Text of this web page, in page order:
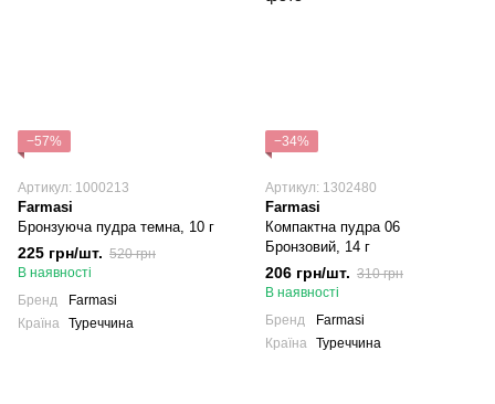
−57%
Артикул: 1000213
Farmasi
Бронзуюча пудра темна, 10 г
225 грн/шт. 520 грн
В наявності
Бренд
Farmasi
Країна Туреччина
−34%
Артикул: 1302480
Farmasi
Компактна пудра 06
Бронзовий, 14 г
206 грн/шт. 310 грн
В наявності
Бренд
Farmasi
Країна Туреччина